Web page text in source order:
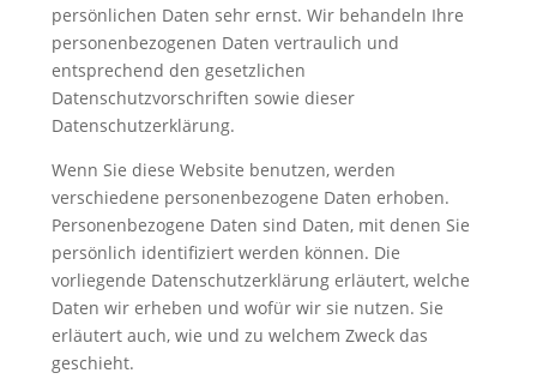
persönlichen Daten sehr ernst. Wir behandeln Ihre
personenbezogenen Daten vertraulich und
entsprechend den gesetzlichen
Datenschutzvorschriften sowie dieser
Datenschutzerklärung.
Wenn Sie diese Website benutzen, werden
verschiedene personenbezogene Daten erhoben.
Personenbezogene Daten sind Daten, mit denen Sie
persönlich identifiziert werden können. Die
vorliegende Datenschutzerklärung erläutert, welche
Daten wir erheben und wofür wir sie nutzen. Sie
erläutert auch, wie und zu welchem Zweck das
geschieht.